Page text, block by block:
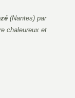
(Nantes) par
chaleureux et